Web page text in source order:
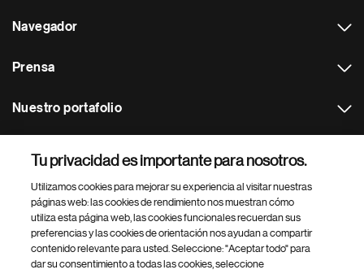
Navegador
Prensa
Nuestro portafolio
Footer Site Search
Tu privacidad es importante para nosotros.
Utilizamos cookies para mejorar su experiencia al visitar nuestras
páginas web: las cookies de rendimiento nos muestran cómo
utiliza esta página web, las cookies funcionales recuerdan sus
preferencias y las cookies de orientación nos ayudan a compartir
contenido relevante para usted. Seleccione: "Aceptar todo" para
dar su consentimiento a todas las cookies, seleccione